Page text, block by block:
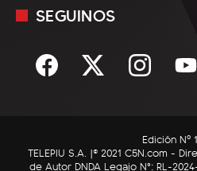
Sociedad
C5N Autos
Mediakit
Términos y condiciones
SEGUINOS
Edición Nº
TELEPIU S.A. |© 2021 C5N.com -
de Autor DNDA Legajo N°: RL-